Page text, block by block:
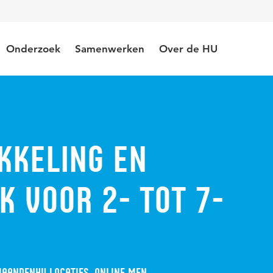
Onderzoek Samenwerken Over de HU
en
voor 2- tot 7-